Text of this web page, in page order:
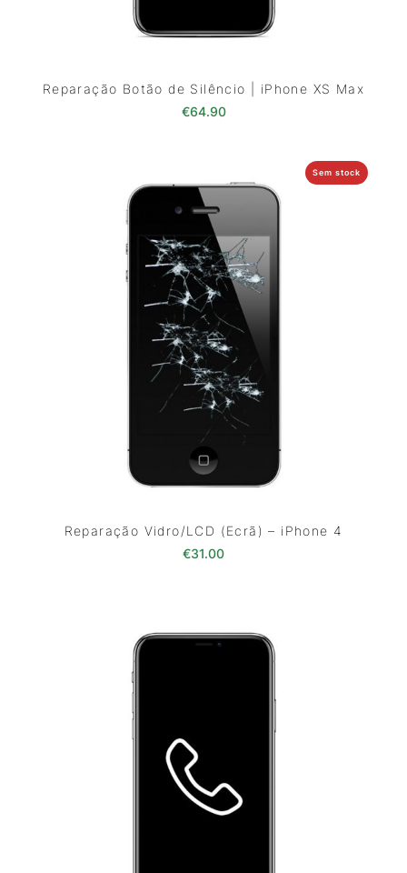
Reparação Botão de Silêncio | iPhone XS Max
€64.90
Sem stock
Reparação Vidro/LCD (Ecrã) – iPhone 4
€31.00